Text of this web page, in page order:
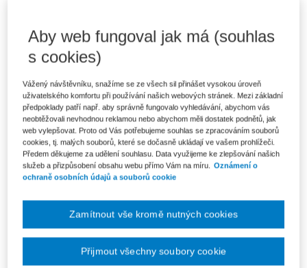
Autorský zákon a předpisy
související (včetně
mezinárodních smluv...
Od 2 890 Kč
Aby web fungoval jak má (souhlas
s cookies)
Vážený návštěvníku, snažíme se ze všech sil přinášet vysokou úroveň
uživatelského komfortu při používání našich webových stránek. Mezi základní
předpoklady patří např. aby správně fungovalo vyhledávání, abychom vás
neobtěžovali nevhodnou reklamou nebo abychom měli dostatek podnětů, jak
web vylepšovat. Proto od Vás potřebujeme souhlas se zpracováním souborů
cookies, tj. malých souborů, které se dočasně ukládají ve vašem prohlížeči.
Předem děkujeme za udělení souhlasu. Data využijeme ke zlepšování našich
služeb a přizpůsobení obsahu webu přímo Vám na míru. Oznámení o
ochraně osobních údajů a souborů cookie
Zamítnout vše kromě nutných cookies
Přijmout všechny soubory cookie